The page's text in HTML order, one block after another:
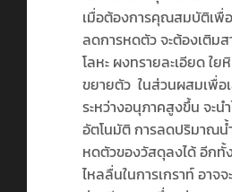
เมื่อต้องการคุณสมบัติเพื่
ลดการหดตัว จะต้องเติม
โลหะ ผงทรายละเอียด ใ
ขยายตัว ในส่วนผสมเพื่อเ
ระหว่างอนุภาคสูงขึ้น จะน
อัตโนมัติ การลดปริมาณน้
หดตัวของวัสดุลงได้ อีกทั้
ไหลลื่นในการเกราท์ อาจ